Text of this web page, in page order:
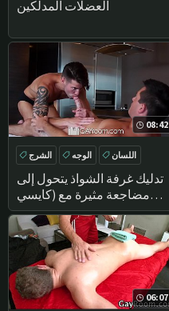
العضلات المدلكين
08:42
تدليك غرفة الشواذ يتحول إلى
مضاجعة مثيرة مع (كايسي
إيفريت) و (رايان بيت
الشرج الوجه
اللسان
تدليك
06:07